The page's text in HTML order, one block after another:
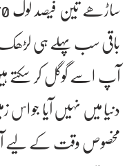
باقی سب پہلے ہی
آپ اسے گوگل کر سکتے
دنیا میں نہیں آیا جو
مخصوص وقت کے لیے